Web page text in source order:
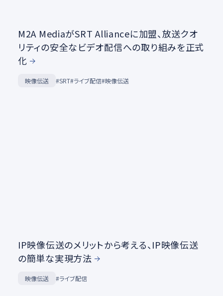
M2A MediaがSRT Allianceに加盟、放送クオ
リティの安全なビデオ配信への取り組みを正式
化
映像伝送 #SRT#ライブ配信#映像伝送
IP映像伝送のメリットから考える、IP映像伝送
の簡単な実現方法
映像伝送 #ライブ配信